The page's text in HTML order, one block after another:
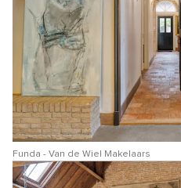
Funda - Van de Wiel Makelaars